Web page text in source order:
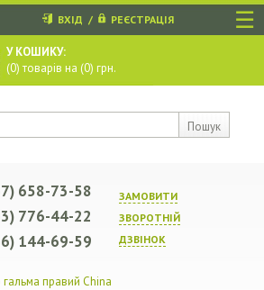
☰
Пошук
ВХІД / РЕЄСТРАЦІЯ
У КОШИКУ:
(0) товарів на (0) грн.
ЗАМОВИТИ
ЗВОРОТНIЙ
ДЗВIНОК
658-73-58
776-44-22
144-69-59
правий China